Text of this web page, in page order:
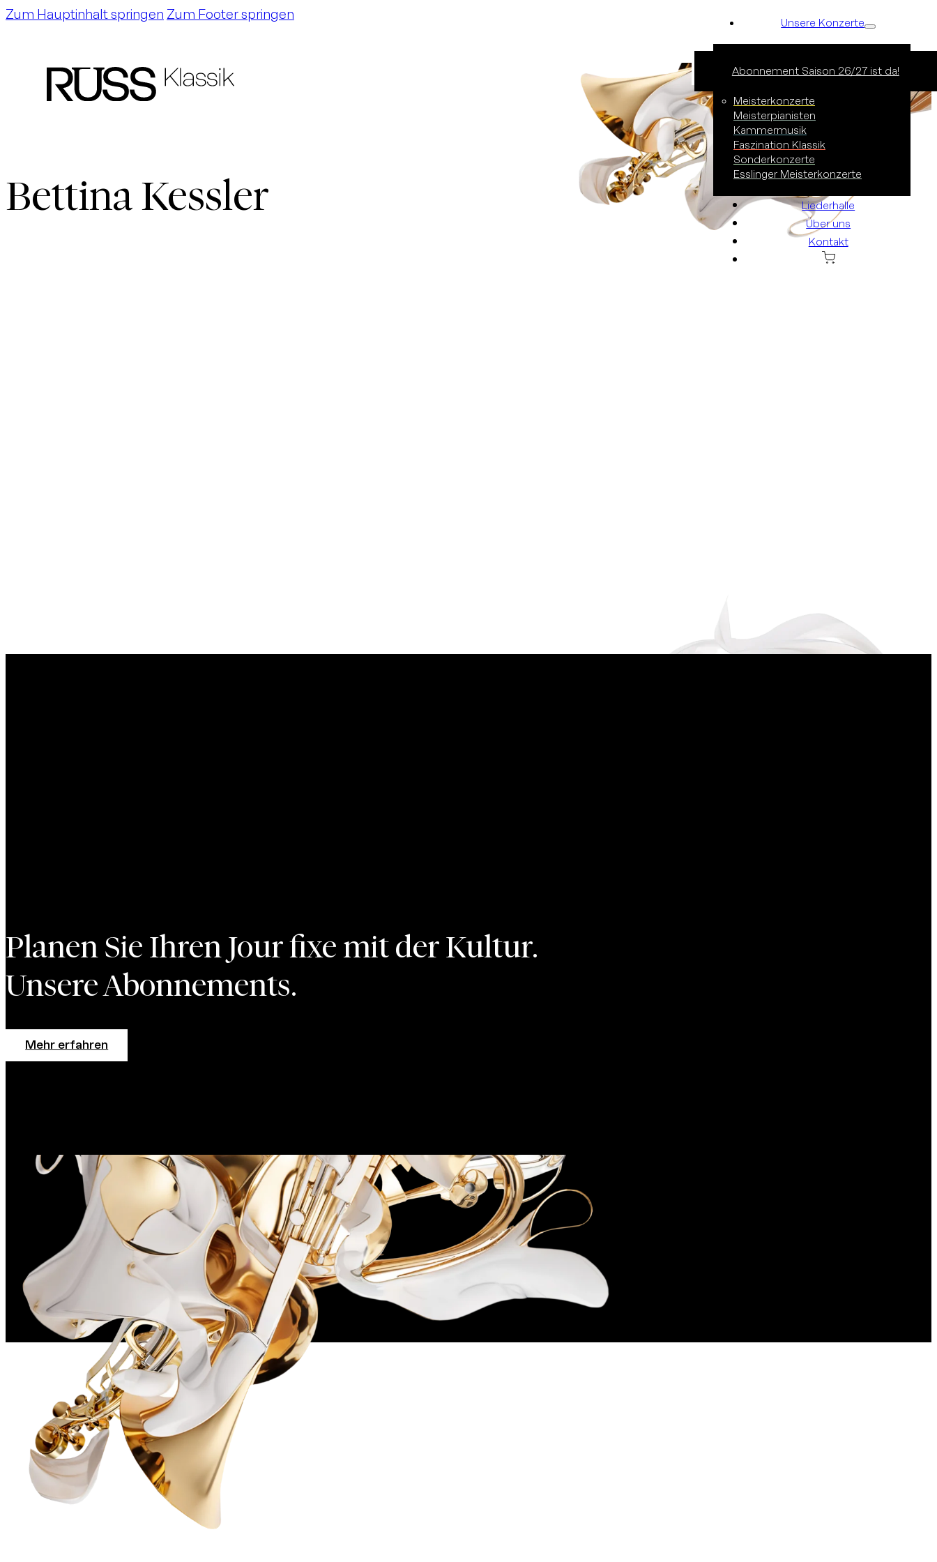
Zum Hauptinhalt springen Zum Footer springen
Unsere Konzerte
Alles anzeigen
Meisterkonzerte
Meisterpianisten
Kammermusik
Faszination Klassik
Sonderkonzerte
Esslinger Meisterkonzerte
Liederhalle
Über uns
Kontakt
Abonnement Saison 26/27 ist da!
Bettina Kessler
Planen Sie Ihren Jour fixe mit der Kultur.
Unsere Abonnements.
Mehr erfahren